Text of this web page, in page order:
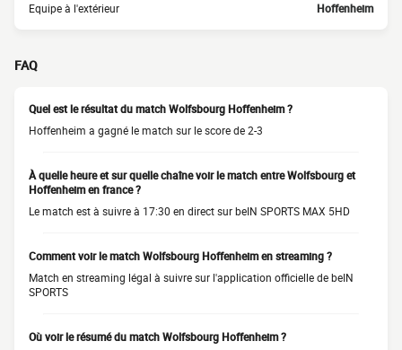
Equipe à l'extérieur Hoffenheim
FAQ
Quel est le résultat du match Wolfsbourg Hoffenheim ?
Hoffenheim a gagné le match sur le score de 2-3
À quelle heure et sur quelle chaîne voir le match entre Wolfsbourg et
Hoffenheim en france ?
Le match est à suivre à 17:30 en direct sur beIN SPORTS MAX 5HD
Comment voir le match Wolfsbourg Hoffenheim en streaming ?
Match en streaming légal à suivre sur l'application officielle de beIN
SPORTS
Où voir le résumé du match Wolfsbourg Hoffenheim ?